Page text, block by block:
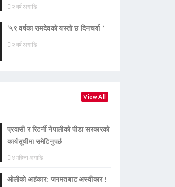
२ वर्ष अगाडि
‘५९ वर्षका रामदेवकाे यस्ताे छ दिनचर्या ’
२ वर्ष अगाडि
View All
प्रवासी र रिटर्नी नेपालीको पीडा सरकारको
कार्यसूचीमा समेटिनुपर्छ
४ महिना अगाडि
ओलीको अहंकार: जनमतबाट अस्वीकार !